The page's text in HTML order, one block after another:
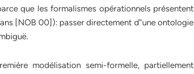
que les formalismes opérationnels présentent
[NOB 00]): passer directement d‟une ontologie
modélisation semi-formelle, partiellement